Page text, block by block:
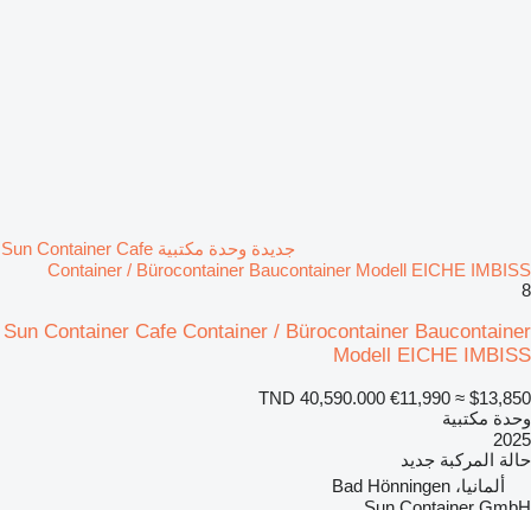
جديدة وحدة مكتبية Sun Container Cafe
Container / Bürocontainer Baucontainer Modell EICHE IMBISS
8
Sun Container Cafe Container / Bürocontainer Baucontainer
Modell EICHE IMBISS
TND 40,590.000 €11,990 ≈ $13,850
وحدة مكتبية
2025
حالة المركبة جديد
ألمانيا، Bad Hönningen